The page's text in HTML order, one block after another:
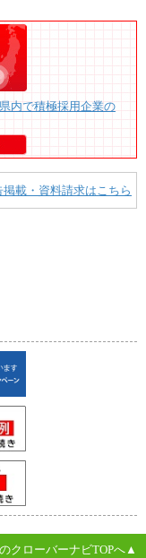
内で積極採用企業の
載・資料請求はこちら
クローバーナビTOPへ▲